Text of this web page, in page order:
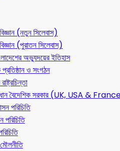
(নতুন সিলেবাস)
(পুরাতন সিলেবাস)
অভ্যুদয়ের ইতিহাস
ও সংগঠন
বৈদেশিক সরকার (UK, USA &
পরিচিতি
পরিচিতি